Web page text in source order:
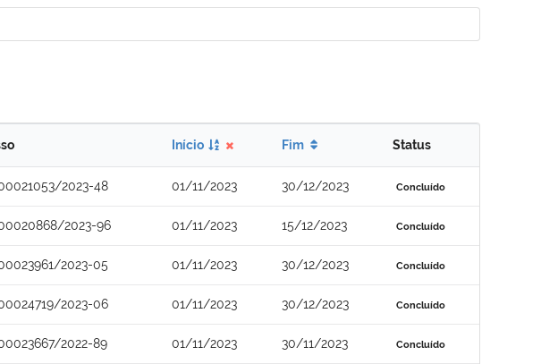
Início Fim Status
2023-48 01/11/2023 30/12/2023 Concluído
2023-96 01/11/2023 15/12/2023 Concluído
2023-05 01/11/2023 30/12/2023 Concluído
2023-06 01/11/2023 30/12/2023 Concluído
2022-89 01/11/2023 30/11/2023 Concluído